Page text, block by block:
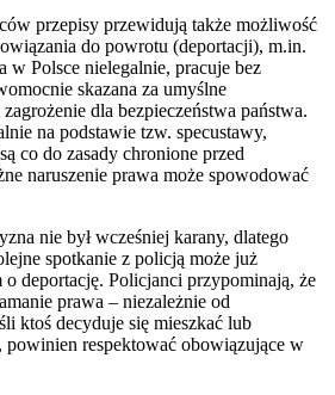
przepisy przewidują także możliwość
do powrotu (deportacji), m.in.
w Polsce nielegalnie, pracuje bez
skazana za umyślne
dla bezpieczeństwa państwa.
na podstawie tzw. specustawy,
co do zasady chronione przed
naruszenie prawa może spowodować
nie był wcześniej karany, dlatego
spotkanie z policją może już
deportację. Policjanci przypominają, że
prawa – niezależnie od
ktoś decyduje się mieszkać lub
respektować obowiązujące w